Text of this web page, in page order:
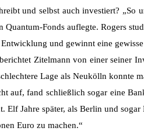
und selbst auch investiert?
Quantum-Fonds auflegte. Rogers
und gewinnt eine
Zitelmann von einer seiner
Lage als Neukölln konnte
auf, fand schließlich sogar eine
Elf Jahre später, als Berlin und
Euro zu machen.“